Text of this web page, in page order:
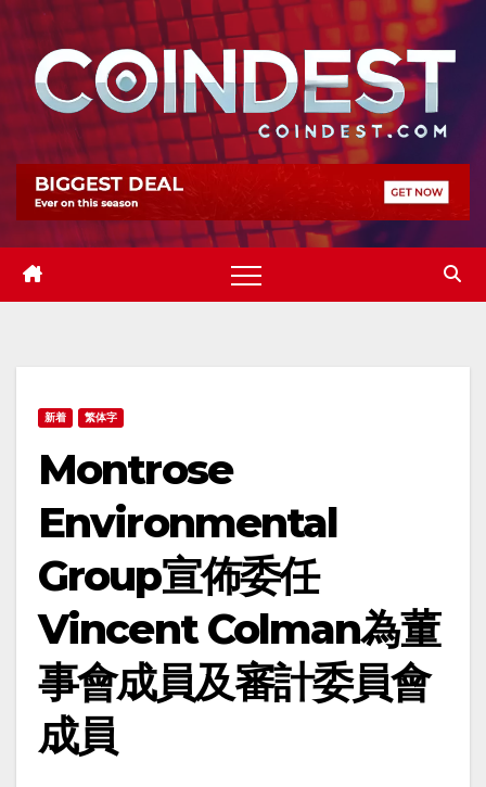
Skip
content
新着 繁体字
Montrose
Environmental
Group宣佈委任
Vincent Colman為董
事會成員及審計委員會
成員